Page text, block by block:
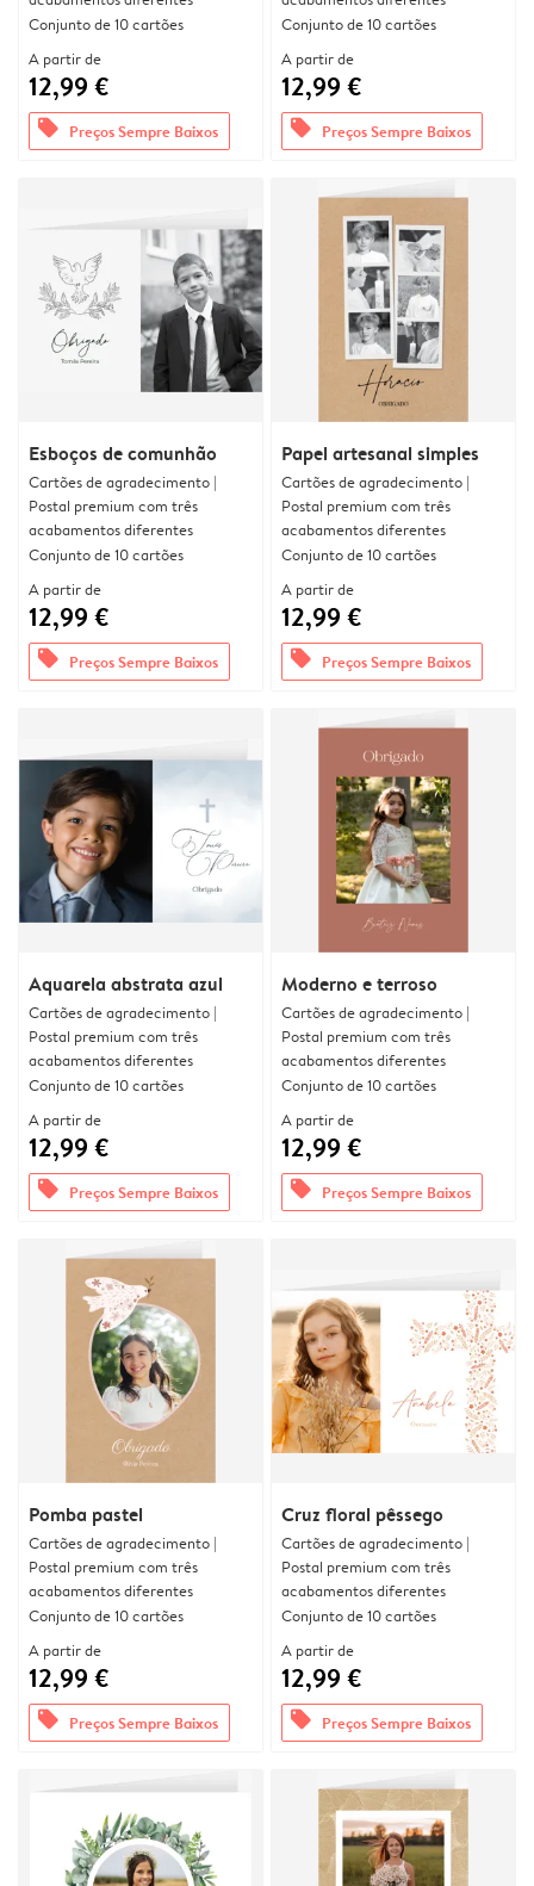
Conjunto de 10 cartões
A partir de
12,99 €
offers Preços Sempre Baixos
Conjunto de 10 cartões
A partir de
12,99 €
offers Preços Sempre Baixos
Esboços de comunhão
Cartões de agradecimento |
Postal premium com três
acabamentos diferentes
Conjunto de 10 cartões
A partir de
12,99 €
offers Preços Sempre Baixos
Papel artesanal simples
Cartões de agradecimento |
Postal premium com três
acabamentos diferentes
Conjunto de 10 cartões
A partir de
12,99 €
offers Preços Sempre Baixos
Aquarela abstrata azul
Cartões de agradecimento |
Postal premium com três
acabamentos diferentes
Conjunto de 10 cartões
A partir de
12,99 €
offers Preços Sempre Baixos
Moderno e terroso
Cartões de agradecimento |
Postal premium com três
acabamentos diferentes
Conjunto de 10 cartões
A partir de
12,99 €
offers Preços Sempre Baixos
Pomba pastel
Cartões de agradecimento |
Postal premium com três
acabamentos diferentes
Conjunto de 10 cartões
A partir de
12,99 €
offers Preços Sempre Baixos
Cruz floral pêssego
Cartões de agradecimento |
Postal premium com três
acabamentos diferentes
Conjunto de 10 cartões
A partir de
12,99 €
offers Preços Sempre Baixos